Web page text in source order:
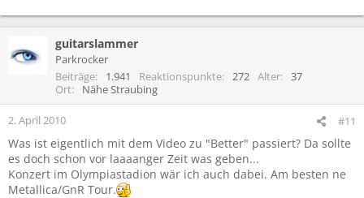
guitarslammer
Parkrocker
Beiträge
1.941 Reaktionspunkte 272 Alter
37
Ort
Nähe Straubing
2. April 2010 #11
Was ist eigentlich mit dem Video zu "Better" passiert? Da sollte
es doch schon vor laaaanger Zeit was geben...
Konzert im Olympiastadion wär ich auch dabei. Am besten ne
Metallica/GnR Tour.